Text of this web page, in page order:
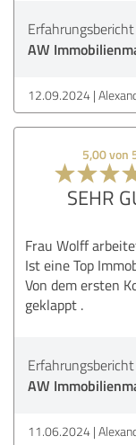
AW
12.09.2024
5,00 von
SEHR
Frau Wolff
Ist eine Top
Von dem ersten
geklappt .
AW
11.06.2024